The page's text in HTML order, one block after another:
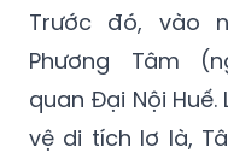
Trước đó, vào
Phương Tâm
quan Đại Nội
vệ di tích lơ là,